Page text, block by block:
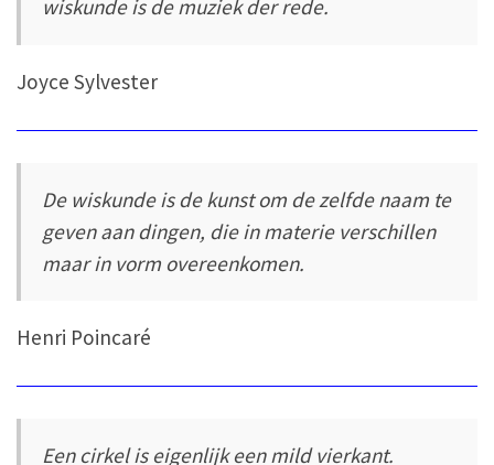
wiskunde is de muziek der rede.
Joyce Sylvester
De wiskunde is de kunst om de zelfde naam te
geven aan dingen, die in materie verschillen
maar in vorm overeenkomen.
Henri Poincaré
Een cirkel is eigenlijk een mild vierkant.